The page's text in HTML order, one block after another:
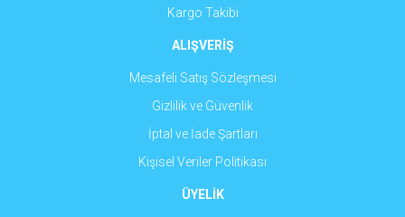
Gönder
Kargo Takibi
ALIŞVERİŞ
Mesafeli Satış Sözleşmesi
Gizlilik ve Güvenlik
İptal ve İade Şartları
Kişisel Veriler Politikası
ÜYELİK